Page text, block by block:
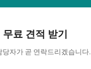
무료 견적 받기
당자가 곧 연락드리겠습니다.